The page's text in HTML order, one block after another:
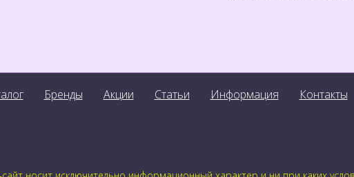
Бренды Акции Статьи Информация Контакты